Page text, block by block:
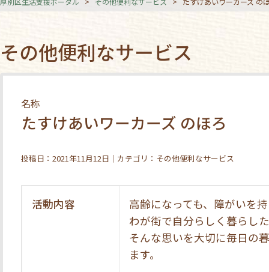
その他便利なサービス
名称
たすけあいワーカーズ のほろ
投稿日：2021年11月12日｜カテゴリ：その他便利なサービス
活動内容
高齢になっても、障がいを
わが街で自分らしく暮らし
そんな思いを大切に毎日の
ます。